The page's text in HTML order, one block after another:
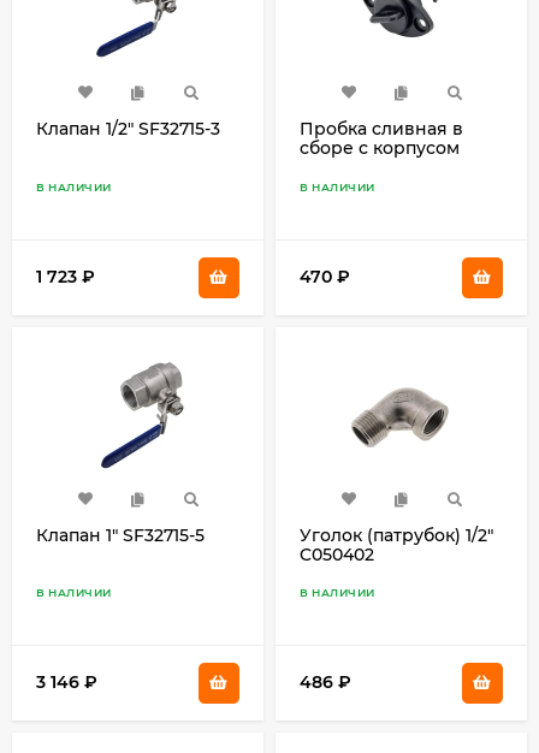
Клапан 1/2" SF32715-3
В НАЛИЧИИ
1 723 ₽
Пробка сливная в
сборе с корпусом
В НАЛИЧИИ
470 ₽
Клапан 1" SF32715-5
В НАЛИЧИИ
3 146 ₽
Уголок (патрубок) 1/2"
C050402
В НАЛИЧИИ
486 ₽